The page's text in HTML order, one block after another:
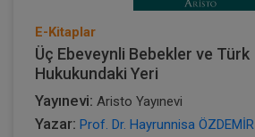
E-Kitaplar
Üç Ebeveynli Bebekler ve Türk
Hukukundaki Yeri
Yayınevi: Aristo Yayınevi
Yazar: Prof. Dr. Hayrunnisa ÖZDEMİR